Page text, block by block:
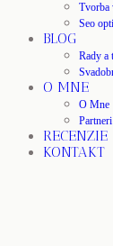
Tvorba
Seo
BLOG
Rady a
O MNE
O Mne
Partneri
RECENZIE
KONTAKT